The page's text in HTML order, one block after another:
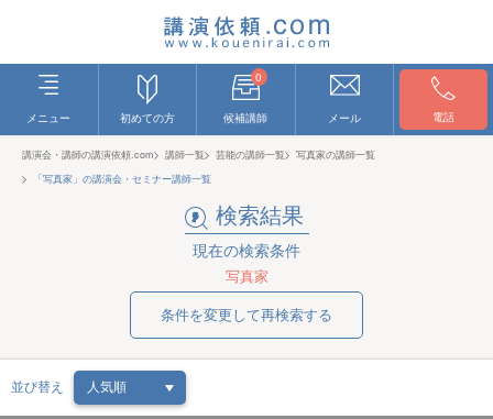
メニュー 初めての方
0
候補講師 メール 電話
講演会・講師の講演依頼.com 講師一覧 芸能の講師一覧
写真家の講師一覧
「写真家」の講演会・セミナー講師一覧
検索結果
現在の検索条件
写真家
条件を変更して再検索する
並び替え